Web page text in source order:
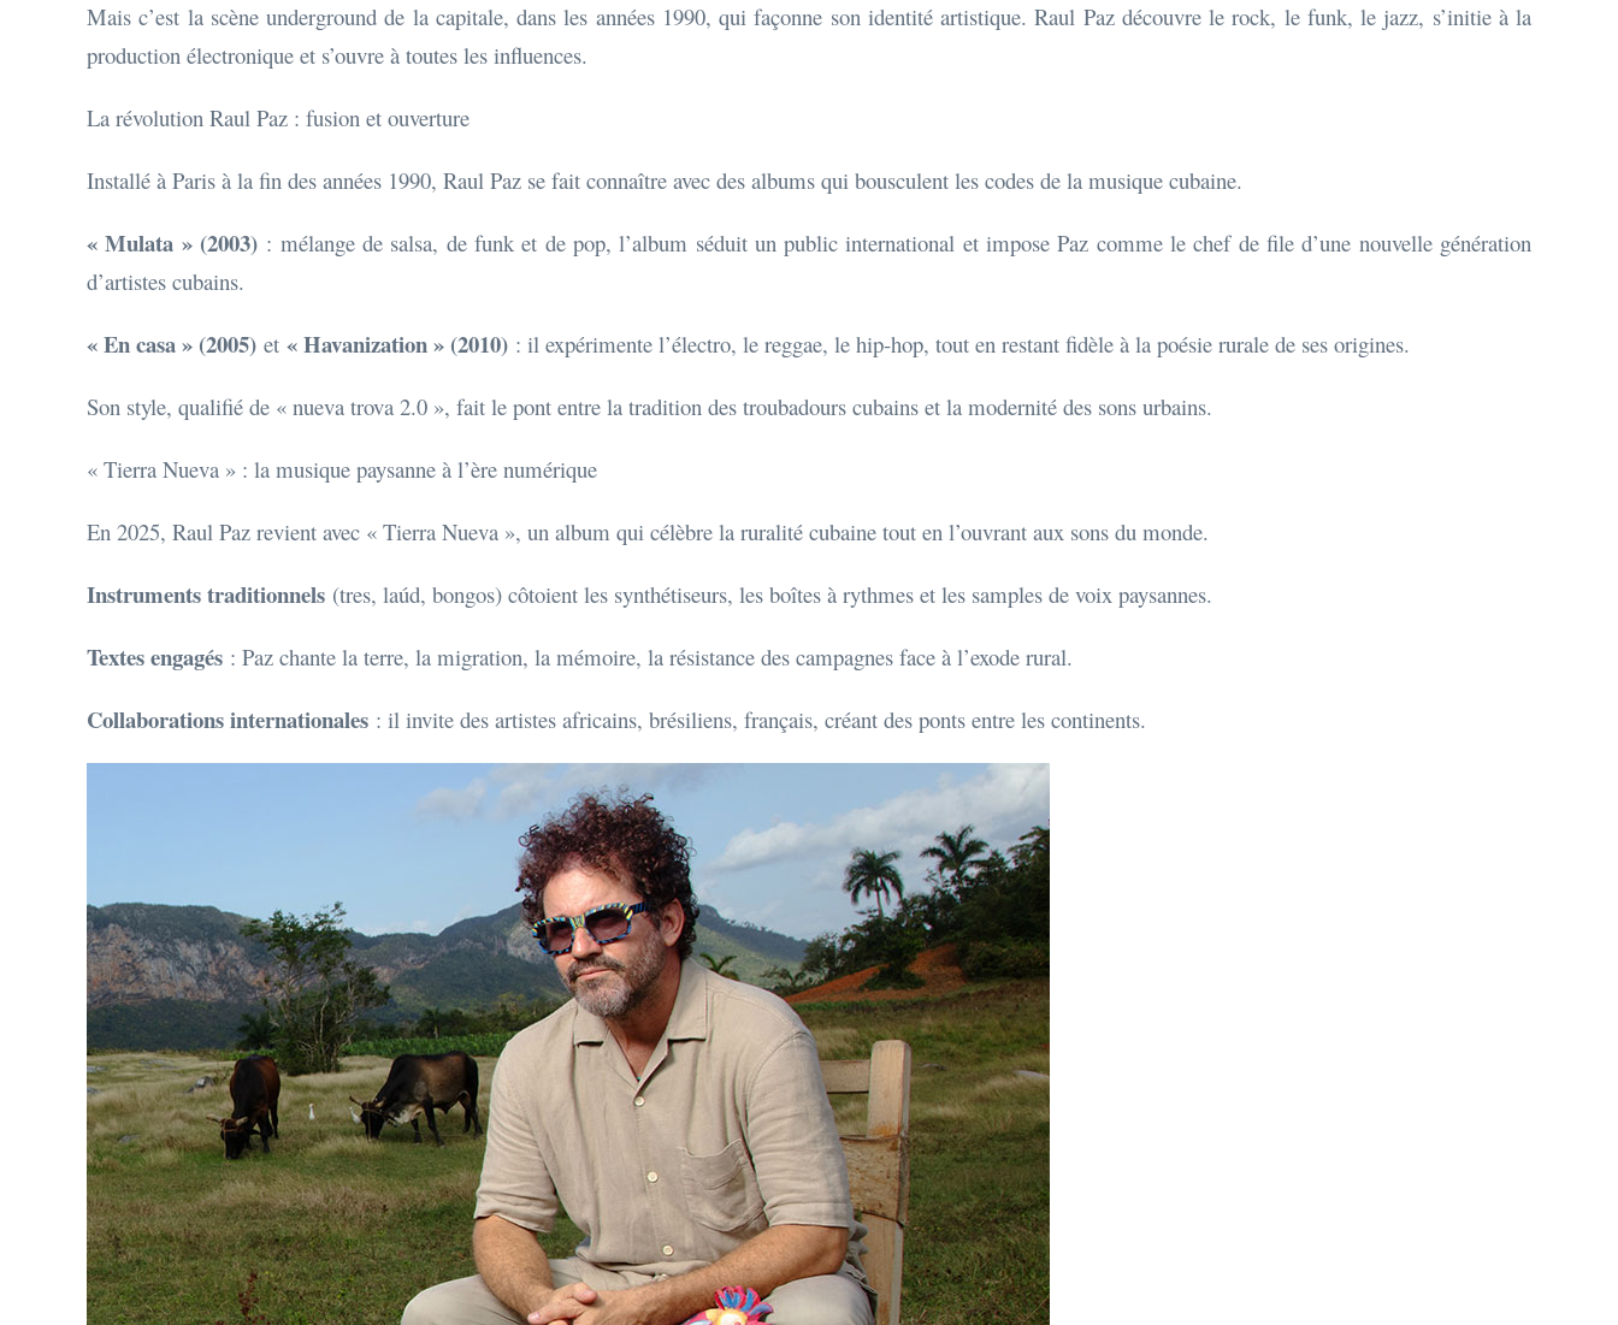
Mais c’est la scène underground de la capitale, dans les années 1990, qui façonne son identité artistique. Raul Paz découvre le rock, le funk, le jazz, s’initie à la
production électronique et s’ouvre à toutes les influences.
La révolution Raul Paz : fusion et ouverture
Installé à Paris à la fin des années 1990, Raul Paz se fait connaître avec des albums qui bousculent les codes de la musique cubaine.
« Mulata » (2003): mélange de salsa, de funk et de pop, l’album séduit un public international et impose Paz comme le chef de file d’une nouvelle génération
d’artistes cubains.
« En casa » (2005) et « Havanization » (2010) : il expérimente l’électro, le reggae, le hip-hop, tout en restant fidèle à la poésie rurale de ses origines.
Son style, qualifié de « nueva trova 2.0 », fait le pont entre la tradition des troubadours cubains et la modernité des sons urbains.
« Tierra Nueva » : la musique paysanne à l’ère numérique
En 2025, Raul Paz revient avec « Tierra Nueva », un album qui célèbre la ruralité cubaine tout en l’ouvrant aux sons du monde.
Instruments traditionnels (tres, laúd, bongos) côtoient les synthétiseurs, les boîtes à rythmes et les samples de voix paysannes.
Textes engagés : Paz chante la terre, la migration, la mémoire, la résistance des campagnes face à l’exode rural.
Collaborations internationales : il invite des artistes africains, brésiliens, français, créant des ponts entre les continents.